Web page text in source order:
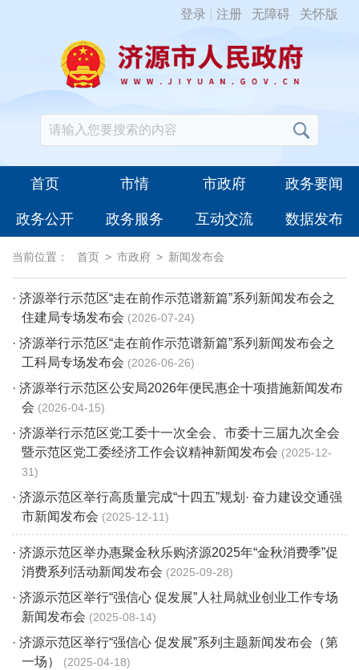
登录 注册 无障碍 关怀版
首页 市情 市政府 政务要闻
政务公开 政务服务 互动交流 数据发布
当前位置： 首页 > 市政府 > 新闻发布会
· 济源举行示范区“走在前作示范谱新篇”系列新闻发布会之
住建局专场发布会
2026-07-24
· 济源举行示范区“走在前作示范谱新篇”系列新闻发布会之
工科局专场发布会
2026-06-26
· 济源举行示范区公安局2026年便民惠企十项措施新闻发布
会
2026-04-15
· 济源举行示范区党工委十一次全会、市委十三届九次全会
暨示范区党工委经济工作会议精神新闻发布会
2025-12-
31
· 济源示范区举行高质量完成“十四五”规划· 奋力建设交通强
市新闻发布会
2025-12-11
· 济源示范区举办惠聚金秋乐购济源2025年“金秋消费季”促
消费系列活动新闻发布会
2025-09-28
· 济源示范区举行“强信心 促发展”人社局就业创业工作专场
新闻发布会
2025-08-14
· 济源示范区举行“强信心 促发展”系列主题新闻发布会（第
一场）
2025-04-18